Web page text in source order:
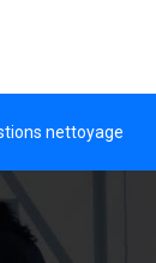
nettoyage